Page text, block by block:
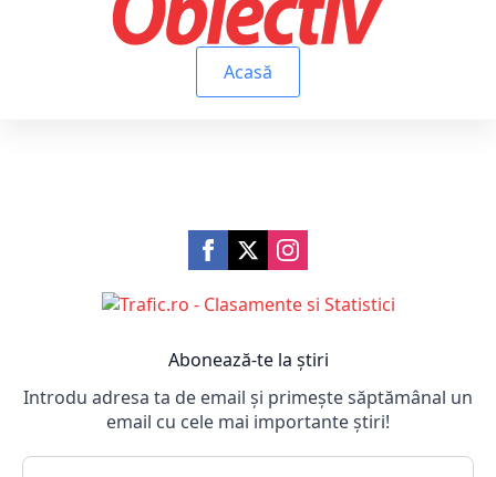
Acasă
Abonează-te la știri
Introdu adresa ta de email și primește săptămânal un
email cu cele mai importante știri!